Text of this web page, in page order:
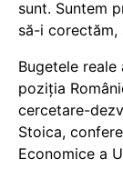
sunt. Suntem
să-i
Bugetele
poziția
cercetare-
Stoica,
Economice a